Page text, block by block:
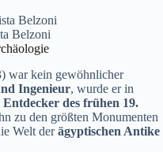
Belzoni
war kein gewöhnlicher
Ingenieur, wurde er in
Entdecker des frühen 19.
zu den größten Monumenten
Welt derägyptischen Antike